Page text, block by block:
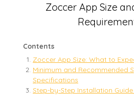
Zoccer App Size
Contents
Zoccer App Size: What to
Minimum and Recommended
Specifications
Step-by-Step Installation